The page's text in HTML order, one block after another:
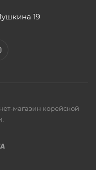
19
магазин корейской